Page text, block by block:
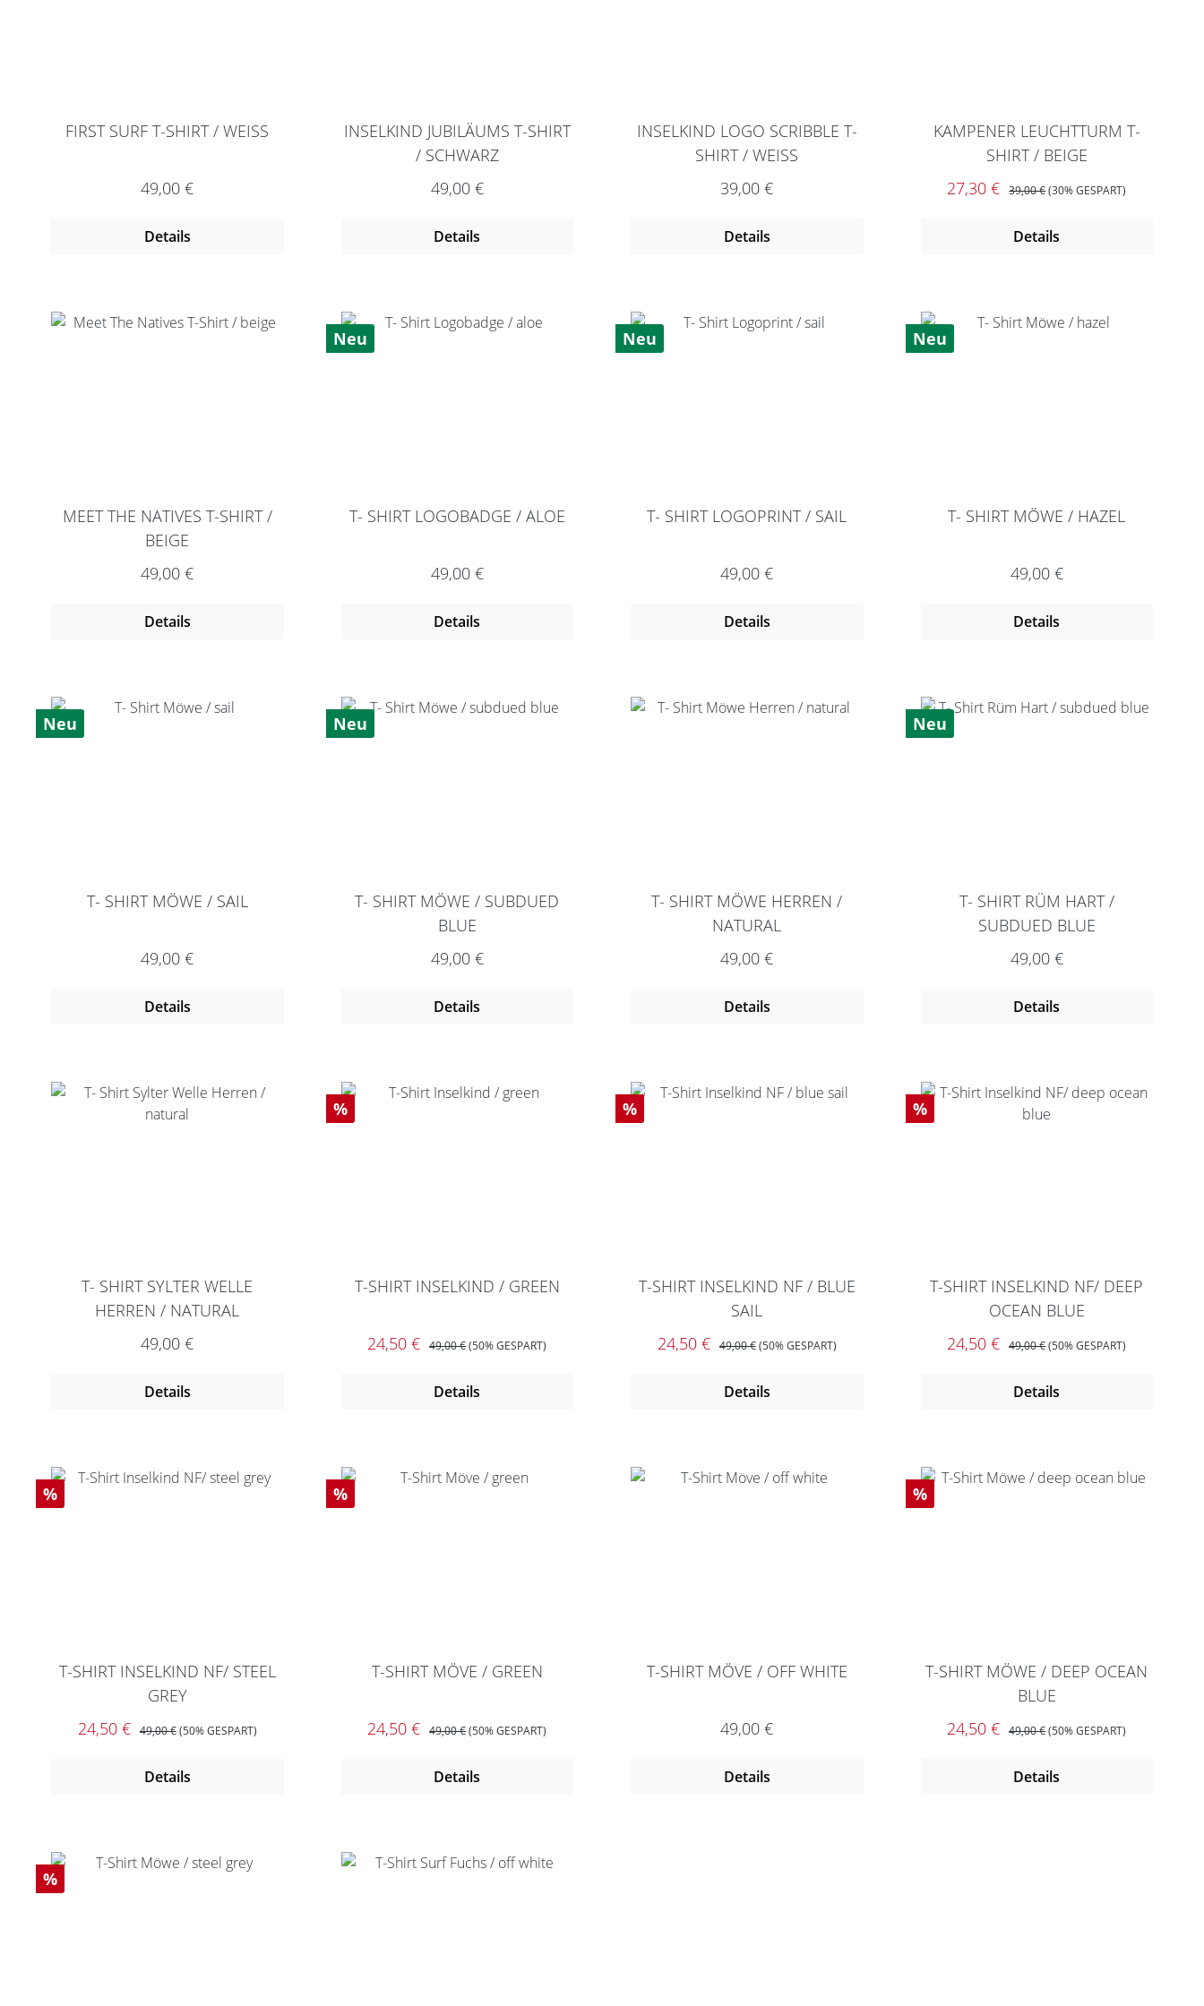
FIRST SURF T-SHIRT / WEISS
Regulärer Preis:
49,00 €
Details
INSELKIND JUBILÄUMS T-SHIRT
/ SCHWARZ
Regulärer Preis:
49,00 €
Details
INSELKIND LOGO SCRIBBLE T-
SHIRT / WEISS
Regulärer Preis:
39,00 €
Details
KAMPENER LEUCHTTURM T-
SHIRT / BEIGE
Verkaufspreis:
27,30 € REGULÄRER PREIS:
39,00 €(30% GESPART)
Details
MEET THE NATIVES T-SHIRT /
BEIGE
Regulärer Preis:
49,00 €
Details
Neu
T- SHIRT LOGOBADGE / ALOE
Regulärer Preis:
49,00 €
Details
Neu
T- SHIRT LOGOPRINT / SAIL
Regulärer Preis:
49,00 €
Details
Neu
T- SHIRT MÖWE / HAZEL
Regulärer Preis:
49,00 €
Details
Neu
T- SHIRT MÖWE / SAIL
Regulärer Preis:
49,00 €
Details
Neu
T- SHIRT MÖWE / SUBDUED
BLUE
Regulärer Preis:
49,00 €
Details
T- SHIRT MÖWE HERREN /
NATURAL
Regulärer Preis:
49,00 €
Details
Neu
T- SHIRT RÜM HART /
SUBDUED BLUE
Regulärer Preis:
49,00 €
Details
T- SHIRT SYLTER WELLE
HERREN / NATURAL
Regulärer Preis:
49,00 €
Details
Rabatt
%
T-SHIRT INSELKIND / GREEN
Verkaufspreis:
24,50 € REGULÄRER PREIS:
49,00 €(50% GESPART)
Details
Rabatt
%
T-SHIRT INSELKIND NF / BLUE
SAIL
Verkaufspreis:
24,50 € REGULÄRER PREIS:
49,00 €(50% GESPART)
Details
Rabatt
%
T-SHIRT INSELKIND NF/ DEEP
OCEAN BLUE
Verkaufspreis:
24,50 € REGULÄRER PREIS:
49,00 €(50% GESPART)
Details
Rabatt
%
T-SHIRT INSELKIND NF/ STEEL
GREY
Verkaufspreis:
24,50 € REGULÄRER PREIS:
49,00 €(50% GESPART)
Details
Rabatt
%
T-SHIRT MÖVE / GREEN
Verkaufspreis:
24,50 € REGULÄRER PREIS:
49,00 €(50% GESPART)
Details
T-SHIRT MÖVE / OFF WHITE
Regulärer Preis:
49,00 €
Details
Rabatt
%
T-SHIRT MÖWE / DEEP OCEAN
BLUE
Verkaufspreis:
24,50 € REGULÄRER PREIS:
49,00 €(50% GESPART)
Details
Rabatt
%